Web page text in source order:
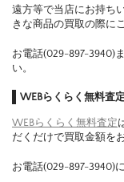
遠方等で当店にお持ち
きな商品の買取の際に
お電話(029-897-3940)
い。
WEBらくらく無料査定
WEBらくらく無料査定
だくだけで買取金額を
お電話(029-897-3940)